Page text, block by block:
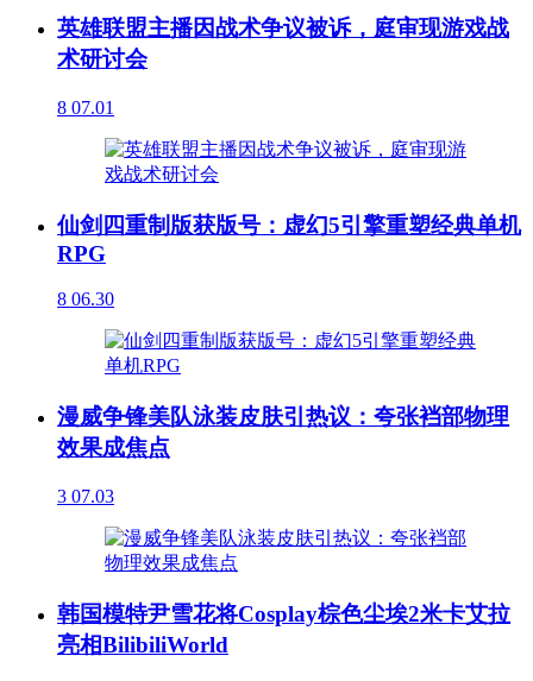
英雄联盟主播因战术争议被诉，庭审现游戏战
术研讨会
8 07.01
仙剑四重制版获版号：虚幻5引擎重塑经典单机
RPG
8 06.30
漫威争锋美队泳装皮肤引热议：夸张裆部物理
效果成焦点
3 07.03
韩国模特尹雪花将Cosplay棕色尘埃2米卡艾拉
亮相BilibiliWorld